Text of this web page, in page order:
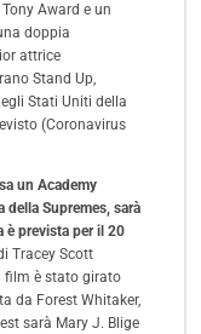
Tony Award e un
doppia
attrice
Stand Up,
Stati Uniti della
(Coronavirus
un Academy
della Supremes, sarà
è prevista per il 20
Tracey Scott
film è stato girato
da Forest Whitaker,
sarà Mary J. Blige